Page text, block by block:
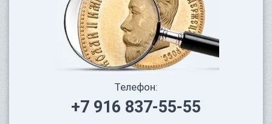
Телефон:
+7 916 837-55-55